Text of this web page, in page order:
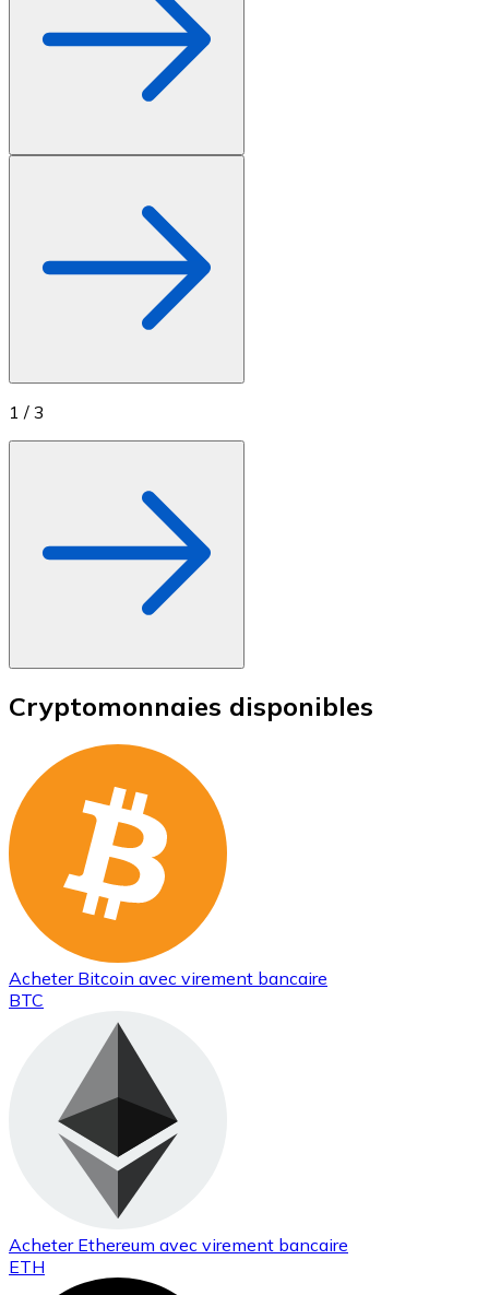
1 / 3
Cryptomonnaies disponibles
Acheter Bitcoin avec virement bancaire
BTC
Acheter Ethereum avec virement bancaire
ETH